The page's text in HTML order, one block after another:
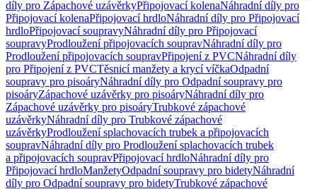
díly pro Zápachové uzávěrkyPřipojovací kolenaNáhradní díly pro
Připojovací kolenaPřipojovací hrdloNáhradní díly pro Připojovací
hrdloPřipojovací soupravyNáhradní díly pro Připojovací
soupravyProdloužení připojovacích soupravNáhradní díly pro
Prodloužení připojovacích soupravPřipojení z PVCNáhradní díly
pro Připojení z PVCTěsnicí manžety a krycí víčkaOdpadní
soupravy pro pisoáryNáhradní díly pro Odpadní soupravy pro
pisoáryZápachové uzávěrky pro pisoáryNáhradní díly pro
Zápachové uzávěrky pro pisoáryTrubkové zápachové
uzávěrkyNáhradní díly pro Trubkové zápachové
uzávěrkyProdloužení splachovacích trubek a připojovacích
soupravNáhradní díly pro Prodloužení splachovacích trubek
a připojovacích soupravPřipojovací hrdloNáhradní díly pro
Připojovací hrdloManžetyOdpadní soupravy pro bidetyNáhradní
díly pro Odpadní soupravy pro bidetyTrubkové zápachové